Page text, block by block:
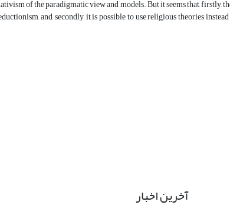
of the paradigmatic view and models. But it seems that,
and, secondly, it is possible to use religious theories
آخرین اخبار